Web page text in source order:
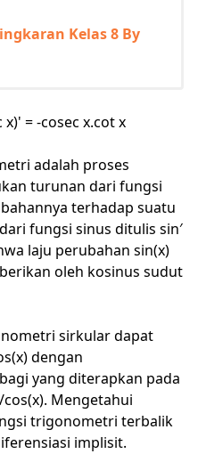
Kelas 8 By
= -cosec x.cot x
adalah proses
turunan dari fungsi
terhadap suatu
fungsi sinus ditulis sin′
laju perubahan sin(x)
oleh kosinus sudut
sirkular dapat
dengan
yang diterapkan pada
Mengetahui
trigonometri terbalik
implisit.